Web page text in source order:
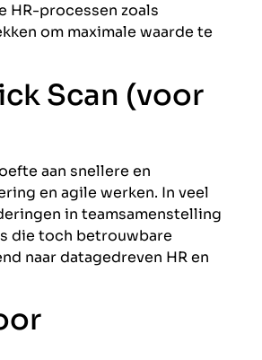
HR-processen zoals
om maximale waarde te
Scan (voor
aan snellere en
en agile werken. In veel
in teamsamenstelling
die toch betrouwbare
naar datagedreven HR en